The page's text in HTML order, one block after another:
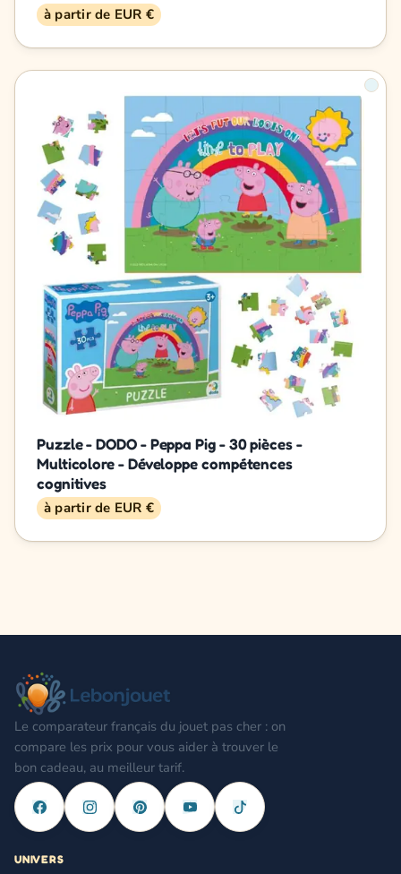
à partir de EUR €
Puzzle - DODO - Peppa Pig - 30 pièces -
Multicolore - Développe compétences
cognitives
à partir de EUR €
Le comparateur français du jouet pas cher : on
compare les prix pour vous aider à trouver le
bon cadeau, au meilleur tarif.
UNIVERS